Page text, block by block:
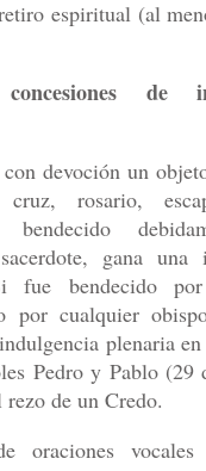
espiritual (al
de
devoción un
cruz, rosario,
bendecido
gana una
fue bendecido
por cualquier
plenaria
Pedro y Pablo (29
rezo de un Credo.
oraciones